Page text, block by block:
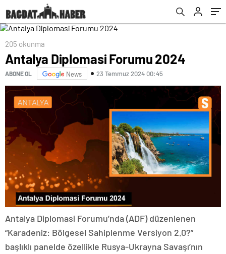
205 okunma
Antalya Diplomasi Forumu 2024
ABONE OL News 23 Temmuz 2024 00:45
Antalya Diplomasi Forumu’nda (ADF) düzenlenen
“Karadeniz: Bölgesel Sahiplenme Versiyon 2.0?”
başlıklı panelde özellikle Rusya-Ukrayna Savaşı’nın